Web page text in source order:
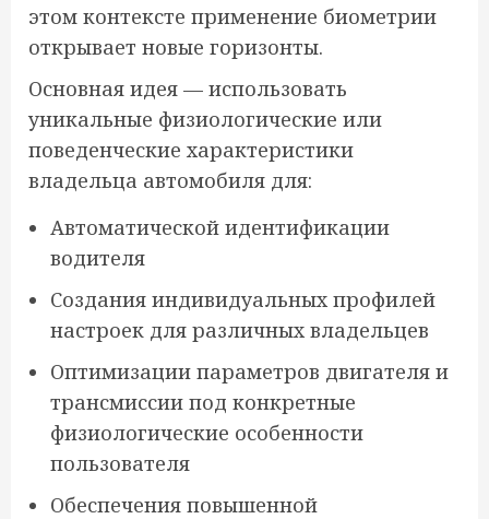
этом контексте применение биометрии
открывает новые горизонты.
Основная идея — использовать
уникальные физиологические или
поведенческие характеристики
владельца автомобиля для:
Автоматической идентификации
водителя
Создания индивидуальных профилей
настроек для различных владельцев
Оптимизации параметров двигателя и
трансмиссии под конкретные
физиологические особенности
пользователя
Обеспечения повышенной